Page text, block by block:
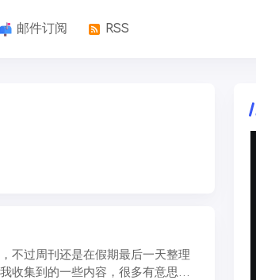
邮件订阅 RSS
不过周刊还是在假期最后一天整理
收集到的一些内容，很多有意思的